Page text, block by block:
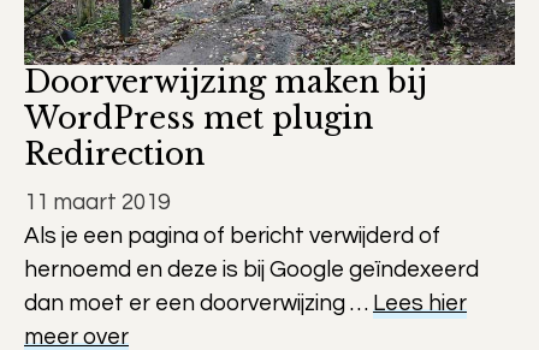
Doorverwijzing maken bij
WordPress met plugin
Redirection
11 maart 2019
Als je een pagina of bericht verwijderd of
hernoemd en deze is bij Google geïndexeerd
dan moet er een doorverwijzing … Lees hier
meer over